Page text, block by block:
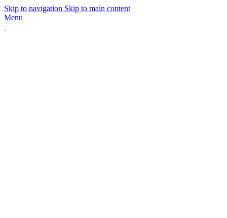
Skip to navigation Skip to main content
Menu